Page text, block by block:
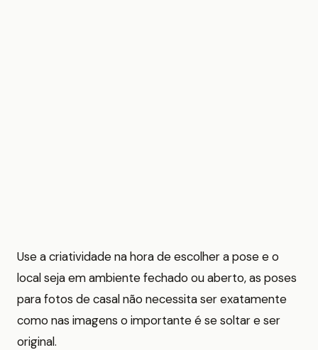
Use a criatividade na hora de escolher a pose e o
local seja em ambiente fechado ou aberto, as poses
para fotos de casal não necessita ser exatamente
como nas imagens o importante é se soltar e ser
original.